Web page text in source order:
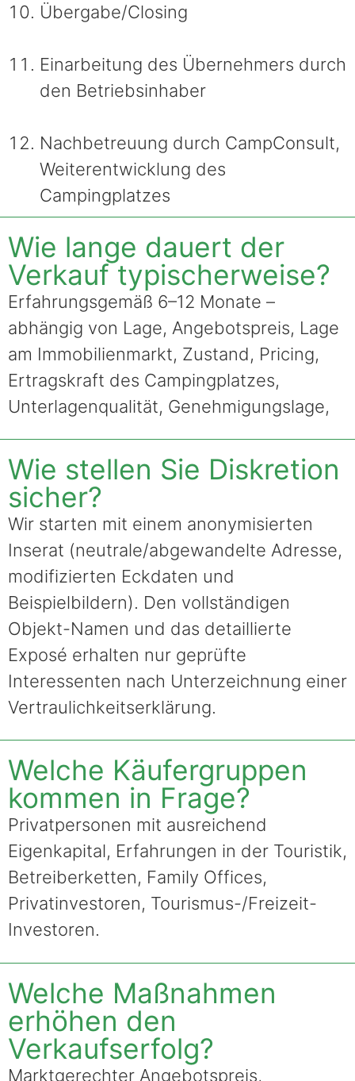
Übergabe/Closing
Einarbeitung des Übernehmers durch
den Betriebsinhaber
Nachbetreuung durch CampConsult,
Weiterentwicklung des
Campingplatzes
Wie lange dauert der
Verkauf typischerweise?
Erfahrungsgemäß 6–12 Monate –
abhängig von Lage, Angebotspreis, Lage
am Immobilienmarkt, Zustand, Pricing,
Ertragskraft des Campingplatzes,
Unterlagenqualität, Genehmigungslage,
Wie stellen Sie Diskretion
sicher?
Wir starten mit einem anonymisierten
Inserat (neutrale/abgewandelte Adresse,
modifizierten Eckdaten und
Beispielbildern). Den vollständigen
Objekt-Namen und das detaillierte
Exposé erhalten nur geprüfte
Interessenten nach Unterzeichnung einer
Vertraulichkeitserklärung.
Welche Käufergruppen
kommen in Frage?
Privatpersonen mit ausreichend
Eigenkapital, Erfahrungen in der Touristik,
Betreiberketten, Family Offices,
Privatinvestoren, Tourismus-/Freizeit-
Investoren.
Welche Maßnahmen
erhöhen den
Verkaufserfolg?
Marktgerechter Angebotspreis,